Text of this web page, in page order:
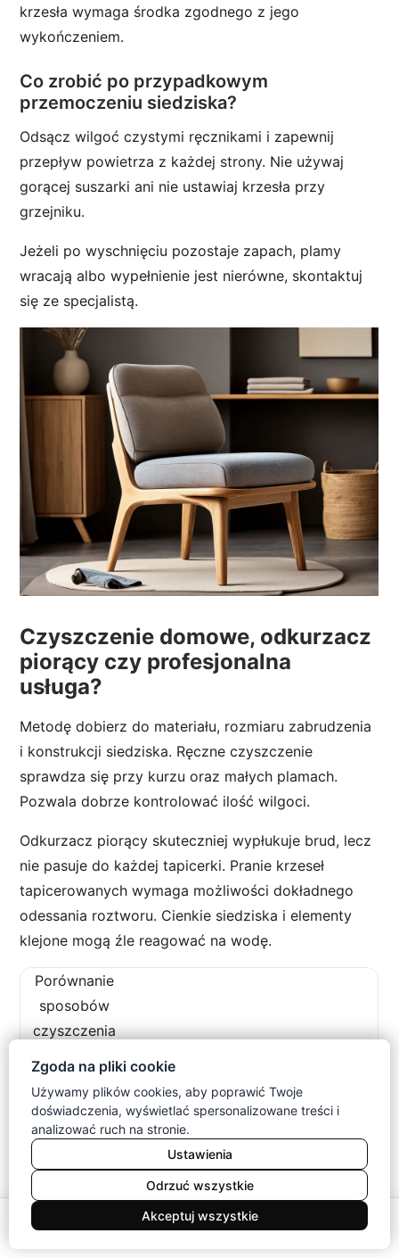
krzesła wymaga środka zgodnego z jego
wykończeniem.
Co zrobić po przypadkowym
przemoczeniu siedziska?
Odsącz wilgoć czystymi ręcznikami i zapewnij
przepływ powietrza z każdej strony. Nie używaj
gorącej suszarki ani nie ustawiaj krzesła przy
grzejniku.
Jeżeli po wyschnięciu pozostaje zapach, plamy
wracają albo wypełnienie jest nierówne, skontaktuj
się ze specjalistą.
Czyszczenie domowe, odkurzacz
piorący czy profesjonalna
usługa?
Metodę dobierz do materiału, rozmiaru zabrudzenia
i konstrukcji siedziska. Ręczne czyszczenie
sprawdza się przy kurzu oraz małych plamach.
Pozwala dobrze kontrolować ilość wilgoci.
Odkurzacz piorący skuteczniej wypłukuje brud, lecz
nie pasuje do każdej tapicerki. Pranie krzeseł
tapicerowanych wymaga możliwości dokładnego
odessania roztworu. Cienkie siedziska i elementy
klejone mogą źle reagować na wodę.
Porównanie
sposobów
czyszczenia
tapicerowanych
Czyszczenie ręczne
Dobra przy lekkim brudzie
Niskie przy ostrożnej
pracy
Zgoda na pliki cookie
Używamy plików cookies, aby poprawić Twoje
doświadczenia, wyświetlać spersonalizowane treści i
analizować ruch na stronie.
Ustawienia
Odrzuć wszystkie
Akceptuj wszystkie